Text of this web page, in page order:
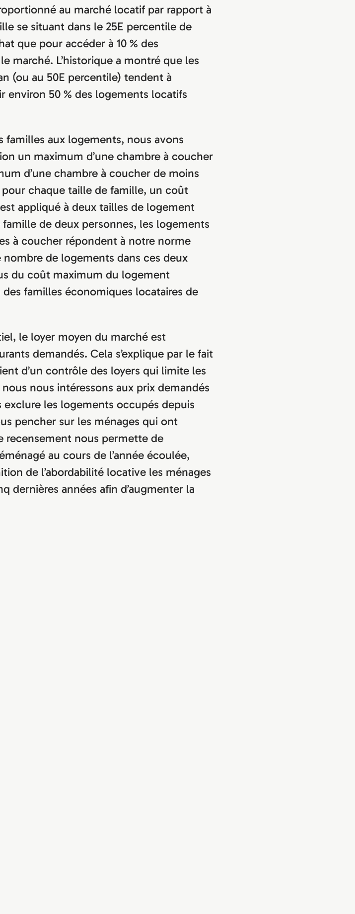
au marché locatif par rapport à
se situant dans le 25E percentile de
que pour accéder à 10 % des
marché. L’historique a montré que les
(ou au 50E percentile) tendent à
environ 50 % des logements locatifs
familles aux logements, nous avons
un maximum d’une chambre à coucher
d’une chambre à coucher de moins
chaque taille de famille, un coût
appliqué à deux tailles de logement
de deux personnes, les logements
à coucher répondent à notre norme
de logements dans ces deux
du coût maximum du logement
familles économiques locataires de
le loyer moyen du marché est
demandés. Cela s’explique par le fait
d’un contrôle des loyers qui limite les
nous intéressons aux prix demandés
les logements occupés depuis
pencher sur les ménages qui ont
recensement nous permette de
au cours de l’année écoulée,
de l’abordabilité locative les ménages
dernières années afin d’augmenter la